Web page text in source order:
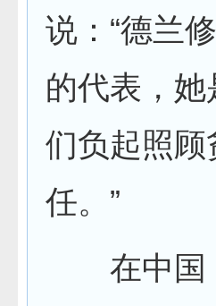
说：“德兰
的代表，
们负起照
任。”
在中国